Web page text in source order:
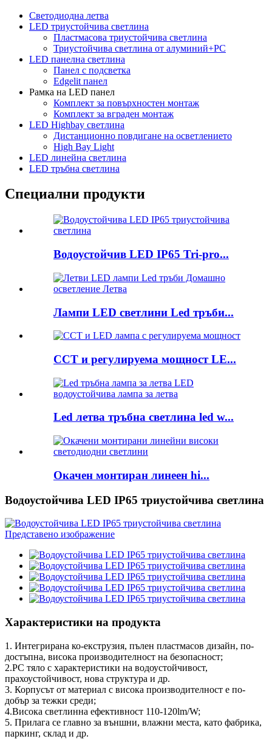
Светодиодна летва
LED триустойчива светлина
Пластмасова триустойчива светлина
Триустойчива светлина от алуминий+PC
LED панелна светлина
Панел с подсветка
Edgelit панел
Рамка на LED панел
Комплект за повърхностен монтаж
Комплект за вграден монтаж
LED Highbay светлина
Дистанционно повдигане на осветлението
High Bay Light
LED линейна светлина
LED тръбна светлина
Специални продукти
Водоустойчив LED IP65 Tri-pro...
Лампи LED светлини Led тръби...
CCT и регулируема мощност LE...
Led летва тръбна светлина led w...
Окачен монтиран линеен hi...
Водоустойчива LED IP65 триустойчива светлина
Характеристики на продукта
1. Интегрирана ко-екструзия, пълен пластмасов дизайн, по-
достъпна, висока производителност на безопасност;
2.PC тяло с характеристики на водоустойчивост,
прахоустойчивост, нова структура и др.
3. Корпусът от материал с висока производителност е по-
добър за тежки среди;
4.Висока светлинна ефективност 110-120lm/W;
5. Прилага се главно за външни, влажни места, като фабрика,
паркинг, склад и др.